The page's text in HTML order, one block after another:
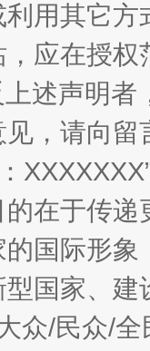
如何以
用其它
应在授
上述声明
，请向
在于传
国际形
国家、
众/民众/